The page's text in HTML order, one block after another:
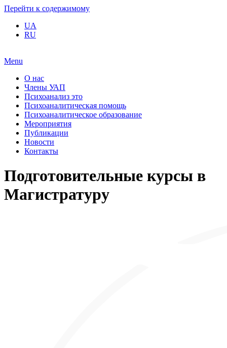
Перейти к содержимому
UA
RU
Menu
О нас
Члены УАП
Психоанализ это
Психоаналитическая помощь
Психоаналитическое образование
Мероприятия
Публикации
Новости
Контакты
Подготовительные курсы в
Магистратуру